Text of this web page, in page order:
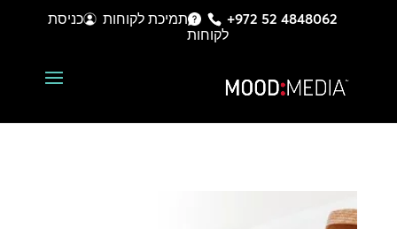
+972 52 4848062 תמיכת לקוחות
כניסת
לקוחות